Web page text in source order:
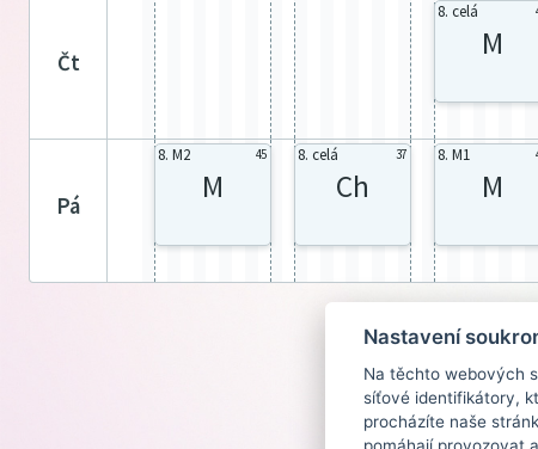
čt
8. celá
M
pá
8. M2 45
M
8. celá 37
Ch
8. M1
M
Nastavení
Na těchto webových
síťové identifikátory,
procházíte naše